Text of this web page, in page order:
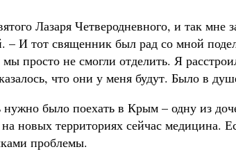
Лазаря Четверодневного, и так мне
– И тот священник был рад со мной
просто не смогли отделить. Я
что они у меня будут. Было в
было поехать в Крым – одну из
новых территориях сейчас медицина.
проблемы.